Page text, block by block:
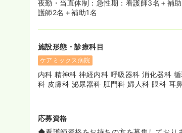
夜勤・当直体制：急性期：看護師3名＋補
護師2名＋補助1名
施設形態・診療科目
ケアミックス病院
内科 精神科 神経内科 呼吸器科 消化器科
科 皮膚科 泌尿器科 肛門科 婦人科 眼科 耳
応募資格